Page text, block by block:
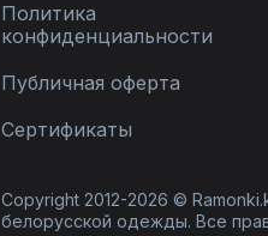
Политика
конфиденциальности
Публичная оферта
Сертификаты
Copyright 2012-2026 ©
белорусской одежды. Все